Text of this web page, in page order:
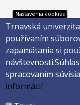
Footer
menu
3
Katalóg knižnice
Telefónny zoznam
Trnavská univerzita
Nastavenia cookies
Trnavská
používaním
zapamätania si
návštevnosti.
spracovaním
informácií